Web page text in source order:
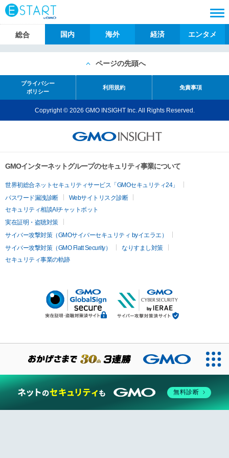
総合 国内 海外 経済 エンタメ
ページの先頭へ
プライバシー
ポリシー
利用規約 免責事項
Copyright © 2026 GMO INSIGHT Inc. All Rights Reserved.
GMOインターネットグループのセキュリティ事業について
世界初総合ネットセキュリティサービス「GMOセキュリティ24」
パスワード漏洩診断
Webサイトリスク診断
セキュリティ相談AIチャットボット
実在証明・盗聴対策
サイバー攻撃対策（GMOサイバーセキュリティ byイエラエ）
サイバー攻撃対策（GMO Flatt Security）
なりすまし対策
セキュリティ事業の軌跡
無料診断